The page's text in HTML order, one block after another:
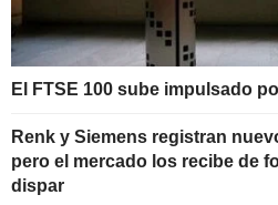
El FTSE 100 sube impulsado
Renk y Siemens registran
pero el mercado los recibe de
dispar